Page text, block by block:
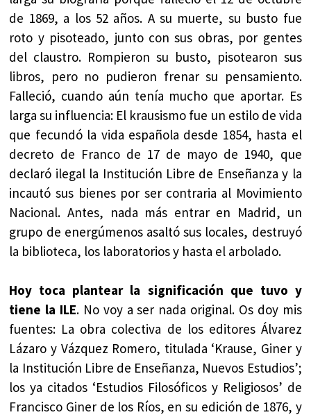
de 1869, a los 52 años. A su muerte, su busto fue
roto y pisoteado, junto con sus obras, por gentes
del claustro. Rompieron su busto, pisotearon sus
libros, pero no pudieron frenar su pensamiento.
Falleció, cuando aún tenía mucho que aportar. Es
larga su influencia: El krausismo fue un estilo de vida
que fecundó la vida española desde 1854, hasta el
decreto de Franco de 17 de mayo de 1940, que
declaró ilegal la Institución Libre de Enseñanza y la
incautó sus bienes por ser contraria al Movimiento
Nacional. Antes, nada más entrar en Madrid, un
grupo de energúmenos asaltó sus locales, destruyó
la biblioteca, los laboratorios y hasta el arbolado.
Hoy toca plantear la significación que tuvo y
tiene la ILE. No voy a ser nada original. Os doy mis
fuentes: La obra colectiva de los editores Álvarez
Lázaro y Vázquez Romero, titulada ‘Krause, Giner y
la Institución Libre de Enseñanza, Nuevos Estudios’;
los ya citados ‘Estudios Filosóficos y Religiosos’ de
Francisco Giner de los Ríos, en su edición de 1876, y